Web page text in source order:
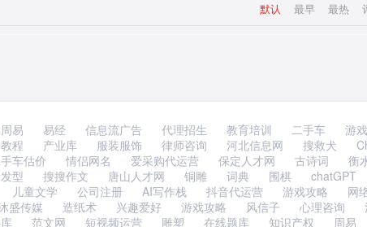
默认 最早 最热
周易 易经 信息流广告 代理招生 教育培训 二手车
游
程 产业库 服装服饰 律师咨询 河北信息网 搜救犬
车估价 情侣网名 爱采购代运营 保定人才网 古诗词
衡
型 搜搜作文 唐山人才网 铜雕 词典 围棋
chatGPT
儿童文学 公司注册 AI写作栈 抖音代运营 游戏攻略
网
盛传媒 造纸术 兴趣爱好 游戏攻略 风信子 心理咨询
范文网 短视频运营 雕塑 在线题库 知识产权 周易